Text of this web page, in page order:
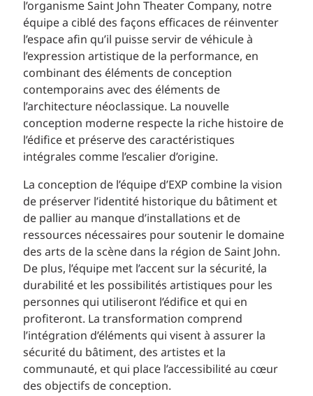
l’organisme Saint John Theater Company, notre
équipe a ciblé des façons efficaces de réinventer
l’espace afin qu’il puisse servir de véhicule à
l’expression artistique de la performance, en
combinant des éléments de conception
contemporains avec des éléments de
l’architecture néoclassique. La nouvelle
conception moderne respecte la riche histoire de
l’édifice et préserve des caractéristiques
intégrales comme l’escalier d’origine.
La conception de l’équipe d’EXP combine la vision
de préserver l’identité historique du bâtiment et
de pallier au manque d’installations et de
ressources nécessaires pour soutenir le domaine
des arts de la scène dans la région de Saint John.
De plus, l’équipe met l’accent sur la sécurité, la
durabilité et les possibilités artistiques pour les
personnes qui utiliseront l’édifice et qui en
profiteront. La transformation comprend
l’intégration d’éléments qui visent à assurer la
sécurité du bâtiment, des artistes et la
communauté, et qui place l’accessibilité au cœur
des objectifs de conception.